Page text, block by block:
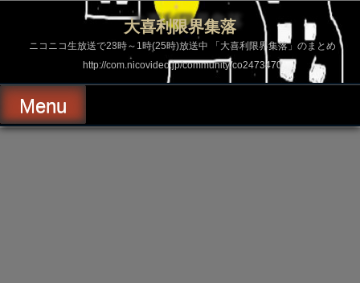
ス
ッ
プ
大喜利限界集落
ニコニコ生放送で23時～1時(25時)放送中 「大喜利限界集落」のまとめ
http://com.nicovideo.jp/community/co2473470
Menu